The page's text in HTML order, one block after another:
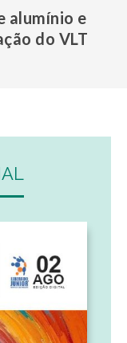
alumínio e
do VLT